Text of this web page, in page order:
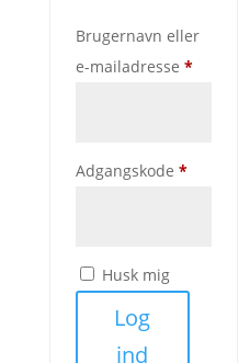
Brugernavn eller
e-mailadresse *Påkrævet
Adgangskode *Påkrævet
Husk mig
Log
ind